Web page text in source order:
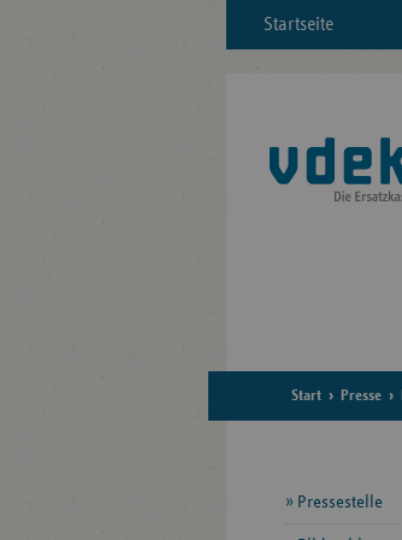
Startseite
Start Presse
Seitennavigation
Pressestelle